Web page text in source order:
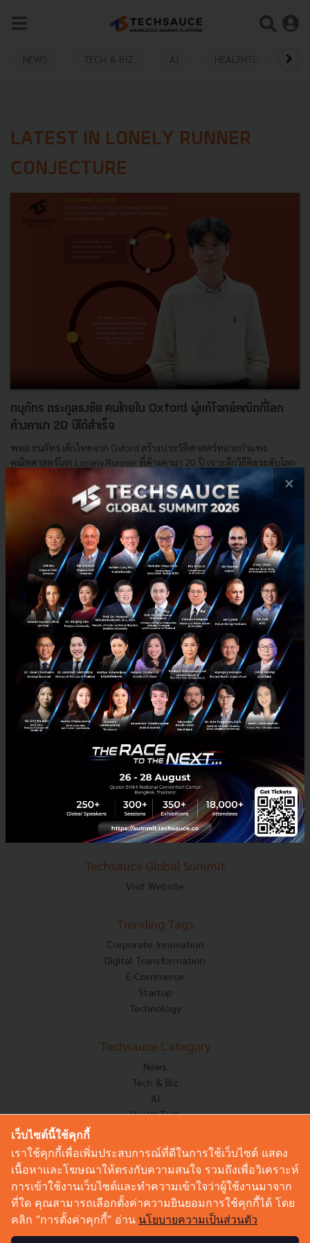
NEWS TECH & BIZ AI HEALTHTECH
LATEST IN LONELY RUNNER
CONJECTURE
ตนุภัทร ตระกูลธงชัย คนไทยใน Oxford ผู้แก้โจทย์คณิตที่โลก
ค้างคามา 20 ปีได้สำเร็จ
พอล ธนภัทร เด็กไทยจาก Oxford สร้างประวัติศาสตร์ทลายกำแพง
คณิตศาสตร์โลก Lonely Runner ที่ค้างคามา 20 ปี เจาะลึกวิธีคิดระดับโลก
และการพิสูจน์ที่เขย่าวงการวิจัยปี 2026...
พฤษภาคม 5, 2026| ByTechsauce Team
พอล ธนภัทร Lonely Runner Conjecture
E-mail :contact@techsauce.co
Tel : 02-001-5375
Mobile : 06-4658-9500
Techsauce Media
About Techsauce
Techsauce Services
Privacy Policy
ส่งบทความ
Techsauce Global Summit
Visit Website
Trending Tags
Corporate Innovation
Digital Transformation
E-Commerce
Startup
Technology
Techsauce Category
News
Tech & Biz
AI
HealthTech
Corp Innov
Saucy Thoughts
Sustainable
Videos
Podcast
×
เว็บไซต์นี้ใช้คุกกี้
เราใช้คุกกี้เพื่อเพิ่มประสบการณ์ที่ดีในการใช้เว็บไซต์ แสดง
เนื้อหาและโฆษณาให้ตรงกับความสนใจ รวมถึงเพื่อวิเคราะห์
การเข้าใช้งานเว็บไซต์และทำความเข้าใจว่าผู้ใช้งานมาจาก
ที่ใด คุณสามารถเลือกตั้งค่าความยินยอมการใช้คุกกี้ได้ โดย
คลิก “การตั้งค่าคุกกี้” อ่าน นโยบายความเป็นส่วนตัว